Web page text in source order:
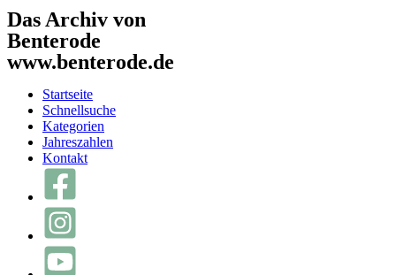
Das Archiv von
Benterode
www.benterode.de
Startseite
Schnellsuche
Kategorien
Jahreszahlen
Kontakt